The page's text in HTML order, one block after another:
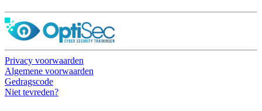
Privacy voorwaarden
Algemene voorwaarden
Gedragscode
Niet tevreden?